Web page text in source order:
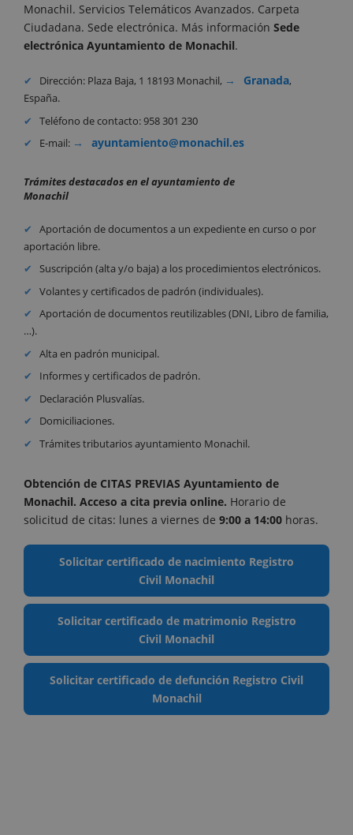
Monachil. Servicios Telemáticos Avanzados. Carpeta
Ciudadana. Sede electrónica. Más información Sede
electrónica Ayuntamiento de Monachil.
Dirección: Plaza Baja, 1 18193 Monachil, Granada,
España.
Teléfono de contacto: 958 301 230
E-mail:
ayuntamiento@monachil.es
Trámites destacados en el ayuntamiento de
Monachil
Aportación de documentos a un expediente en curso o por
aportación libre.
Suscripción (alta y/o baja) a los procedimientos electrónicos.
Volantes y certificados de padrón (individuales).
Aportación de documentos reutilizables (DNI, Libro de familia,
…).
Alta en padrón municipal.
Informes y certificados de padrón.
Declaración Plusvalías.
Domiciliaciones.
Trámites tributarios ayuntamiento Monachil.
Obtención de CITAS PREVIAS Ayuntamiento de
Monachil. Acceso a cita previa online. Horario de
solicitud de citas: lunes a viernes de 9:00 a 14:00 horas.
Solicitar certificado de nacimiento Registro
Civil Monachil
Solicitar certificado de matrimonio Registro
Civil Monachil
Solicitar certificado de defunción Registro Civil
Monachil